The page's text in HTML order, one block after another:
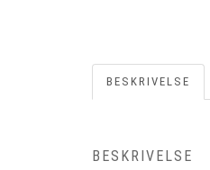
BESKRIVELSE
BESKRIVELSE